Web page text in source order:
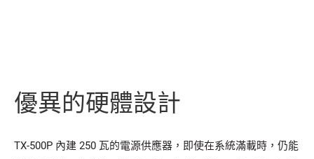
優異的硬體設計
TX-500P 內建 250 瓦的電源供應器，即使在系統滿載時，仍能